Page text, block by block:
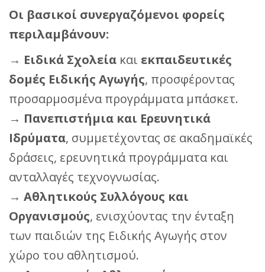
Οι βασικοί συνεργαζόμενοι φορείς
περιλαμβάνουν:
→ Ειδικά Σχολεία και εκπαιδευτικές
δομές Ειδικής Αγωγής, προσφέροντας
προσαρμοσμένα προγράμματα μπάσκετ.
→ Πανεπιστήμια και Ερευνητικά
Ιδρύματα, συμμετέχοντας σε ακαδημαϊκές
δράσεις, ερευνητικά προγράμματα και
ανταλλαγές τεχνογνωσίας.
→ Αθλητικούς Συλλόγους και
Οργανισμούς, ενισχύοντας την ένταξη
των παιδιών της Ειδικής Αγωγής στον
χώρο του αθλητισμού.